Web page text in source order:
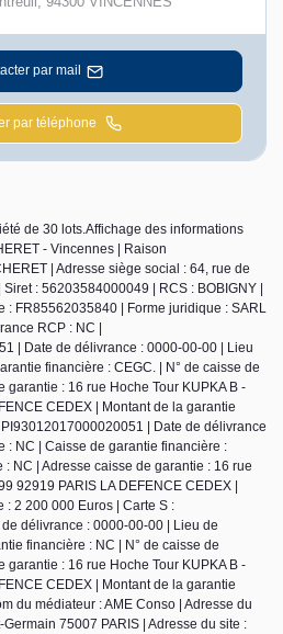
par mail
par téléphone
de 30 lots.Affichage des informations
- Vincennes | Raison
| Adresse siège social : 64, rue de
: 56203584000049 | RCS : BOBIGNY |
: FR85562035840 | Forme juridique : SARL
RCP : NC |
| Date de délivrance : 0000-00-00 | Lieu
financière : CEGC. | N° de caisse de
garantie : 16 rue Hoche Tour KUPKA B -
CEDEX | Montant de la garantie
| Date de délivrance
: NC | Caisse de garantie financière :
NC | Adresse caisse de garantie : 16 rue
92919 PARIS LA DEFENCE CEDEX |
: 2 200 000 Euros | Carte S :
délivrance : 0000-00-00 | Lieu de
financière : NC | N° de caisse de
garantie : 16 rue Hoche Tour KUPKA B -
CEDEX | Montant de la garantie
du médiateur : AME Conso | Adresse du
75007 PARIS | Adresse du site :